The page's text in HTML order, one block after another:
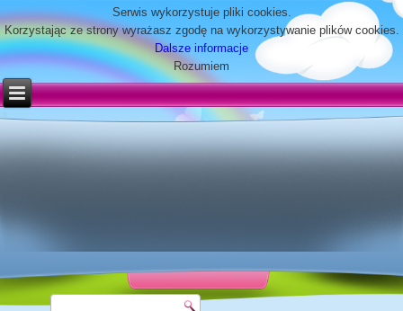
Serwis wykorzystuje pliki cookies.
Korzystając ze strony wyrażasz zgodę na wykorzystywanie plików cookies.
Dalsze informacje
Rozumiem